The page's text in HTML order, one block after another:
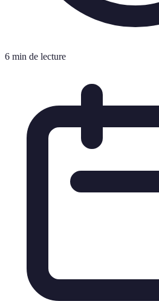
6 min de lecture